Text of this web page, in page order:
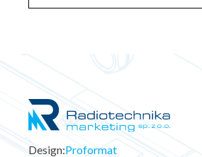
Design:Proformat